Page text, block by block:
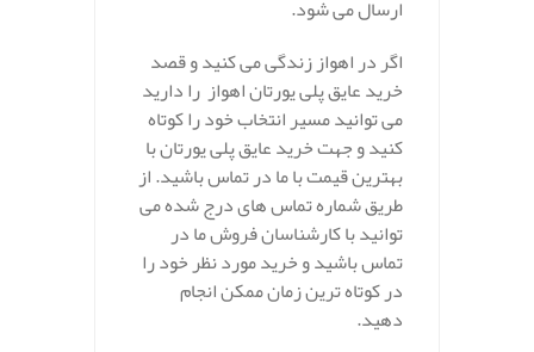
ارسال می شود.
اگر در اهواز زندگی می کنید و قصد
خرید عایق پلی یورتان اهواز را دارید
می توانید مسیر انتخاب خود را کوتاه
کنید و جهت خرید عایق پلی یورتان با
بهترین قیمت با ما در تماس باشید. از
طریق شماره تماس های درج شده می
توانید با کارشناسان فروش ما در
تماس باشید و خرید مورد نظر خود را
در کوتاه ترین زمان ممکن انجام
دهید.